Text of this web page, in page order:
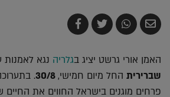
שלח
בדואר
שתף
ב-
צייץ
ב-
שתף
ב-
האמן אורי גרשט יציג בגלריה נגא לאמנות
שברירית החל מיום חמישי,
.
פרחים מוגנים בישראל החווים את